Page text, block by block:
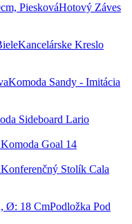
Hotový Záves
Kancelárske Kreslo
Komoda Sandy - Imitácia
Sideboard Lario
Goal 14
Konferenčný Stolík Cala
Podložka Pod